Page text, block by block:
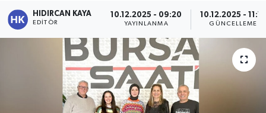
HIDIRCAN KAYA
EDITÖR
10.12.2025 - 09:20
YAYINLANMA
10.12.2025 - 11:12
GÜNCELLEME
Son Dakika Haberleri
Haber Arşivi